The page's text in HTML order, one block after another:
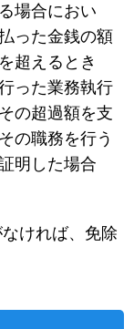
場合におい
った金銭の額
超えるとき
った業務執行
の超過額を支
の職務を行う
明した場合
ければ、免除